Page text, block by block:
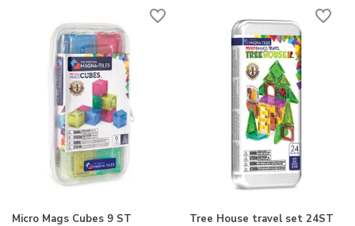
Micro Mags Cubes 9 ST Tree House travel set 24ST